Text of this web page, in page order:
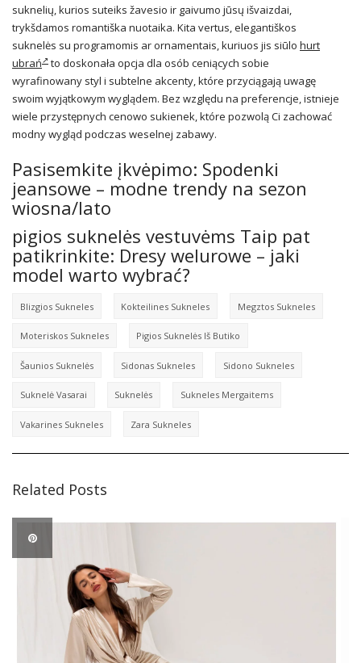
suknelių, kurios suteiks žavesio ir gaivumo jūsų išvaizdai,
trykšdamos romantiška nuotaika. Kita vertus, elegantiškos
suknelės su programomis ar ornamentais, kuriuos jis siūlo hurt
ubrań
to doskonała opcja dla osób ceniących sobie
wyrafinowany styl i subtelne akcenty, które przyciągają uwagę
swoim wyjątkowym wyglądem. Bez względu na preferencje, istnieje
wiele przystępnych cenowo sukienek, które pozwolą Ci zachować
modny wygląd podczas weselnej zabawy.
Pasisemkite įkvėpimo: Spodenki
jeansowe – modne trendy na sezon
wiosna/lato
pigios suknelės vestuvėms Taip pat
patikrinkite: Dresy welurowe – jaki
model warto wybrać?
Blizgios Sukneles Kokteilines Sukneles Megztos Sukneles
Moteriskos Sukneles Pigios Suknelės Iš Butiko
Šaunios Suknelės Sidonas Sukneles Sidono Sukneles
Suknelė Vasarai Suknelės Sukneles Mergaitems
Vakarines Sukneles Zara Sukneles
Related Posts